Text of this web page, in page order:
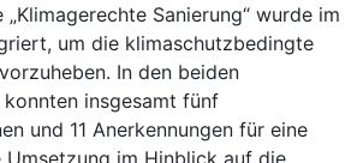
„Klimagerechte Sanierung“ wurde im
um die klimaschutzbedingte
In den beiden
konnten insgesamt fünf
und 11 Anerkennungen für eine